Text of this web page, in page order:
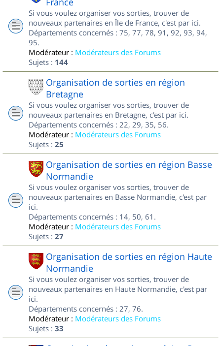
Si vous voulez organiser vos sorties, trouver de
nouveaux partenaires en Île de France, c'est par ici.
Départements concernés : 75, 77, 78, 91, 92, 93, 94,
95.
Modérateur : Modérateurs des Forums
Sujets : 144
Organisation de sorties en région
Bretagne
Si vous voulez organiser vos sorties, trouver de
nouveaux partenaires en Bretagne, c'est par ici.
Départements concernés : 22, 29, 35, 56.
Modérateur : Modérateurs des Forums
Sujets : 25
Organisation de sorties en région Basse
Normandie
Si vous voulez organiser vos sorties, trouver de
nouveaux partenaires en Basse Normandie, c'est par
ici.
Départements concernés : 14, 50, 61.
Modérateur : Modérateurs des Forums
Sujets : 27
Organisation de sorties en région Haute
Normandie
Si vous voulez organiser vos sorties, trouver de
nouveaux partenaires en Haute Normandie, c'est par
ici.
Départements concernés : 27, 76.
Modérateur : Modérateurs des Forums
Sujets : 33